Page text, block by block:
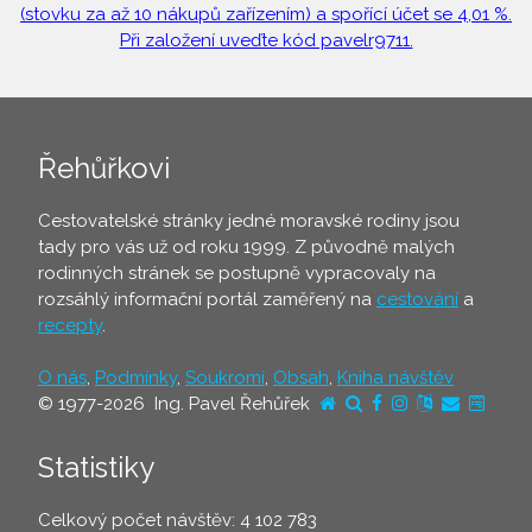
(stovku za až 10 nákupů zařízením) a spořící účet se 4,01 %.
Při založení uveďte kód pavelr9711.
Řehůřkovi
Cestovatelské stránky jedné moravské rodiny jsou
tady pro vás už od roku 1999. Z původně malých
rodinných stránek se postupně vypracovaly na
rozsáhlý informační portál zaměřený na cestování a
recepty.
O nás, Podmínky, Soukromí, Obsah, Kniha návštěv
© 1977-2026 Ing. Pavel Řehůřek
Statistiky
Celkový počet návštěv: 4 102 783